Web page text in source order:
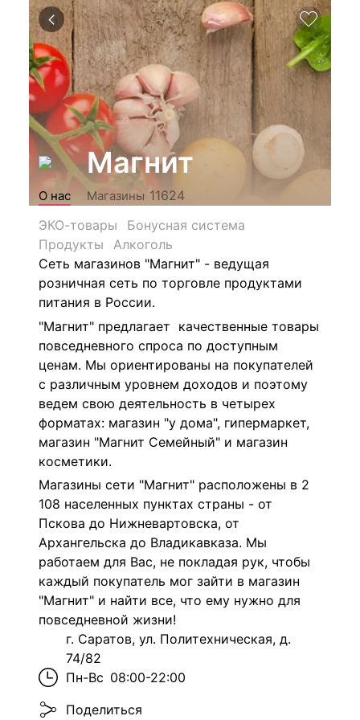
Магнит
О нас Магазины 11624
ЭКО-товары
Бонусная система
Продукты
Алкоголь
Сеть магазинов "Магнит" - ведущая
розничная сеть по торговле продуктами
питания в России.
"Магнит" предлагает качественные товары
повседневного спроса по доступным
ценам. Мы ориентированы на покупателей
с различным уровнем доходов и поэтому
ведем свою деятельность в четырех
форматах: магазин "у дома", гипермаркет,
магазин "Магнит Семейный" и магазин
косметики.
Магазины сети "Магнит" расположены в 2
108 населенных пунктах страны - от
Пскова до Нижневартовска, от
Архангельска до Владикавказа. Мы
работаем для Вас, не покладая рук, чтобы
каждый покупатель мог зайти в магазин
"Магнит" и найти все, что ему нужно для
повседневной жизни!
г. Саратов, ул. Политехническая, д.
74/82
Пн-Вс 08:00-22:00
Поделиться